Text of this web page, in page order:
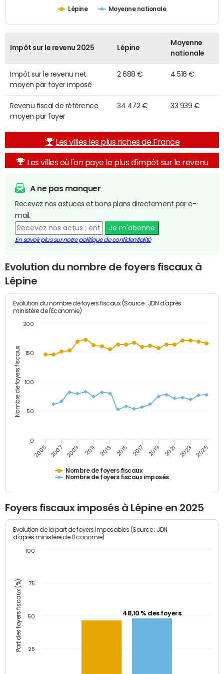
Lépine Moyenne nationale
Impôt sur le revenu 2025 Lépine
Moyenne
nationale
Impôt sur le revenu net
moyen par foyer imposé
2 688 € 4 516 €
Revenu fiscal de référence
moyen par foyer
34 472 € 33 939 €
Les villes les plus riches de France
Les villes où l'on paye le plus d'impôt sur le revenu
A ne pas manquer
Recevez nos astuces et bons plans directement par e-
mail.
Je m'abonne
En savoir plus sur notre politique de confidentialité
Evolution du nombre de foyers fiscaux à
Lépine
Nombre de foyers fiscaux
Evolution du nombre de foyers fiscaux (Source : JDN d'après
ministère de l'Economie)
Nombre de foyers fiscaux
Nombre de foyers fiscaux imposés
2005 2007 2009 2011 2013 2015 2017 2019 2021 2023 2025
0
50
100
150
200
Foyers fiscaux imposés à Lépine en 2025
Part des foyers fiscaux (%)
Evolution de la part de foyers imposables (Source : JDN
d'après ministère de l'Economie)
48,10 % des foyers
25
50
75
100